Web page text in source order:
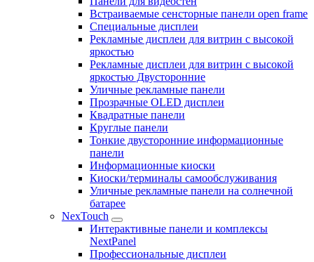
Встраиваемые сенсторные панели open frame
Специальные дисплеи
Рекламные дисплеи для витрин с высокой
яркостью
Рекламные дисплеи для витрин с высокой
яркостью Двусторонние
Уличные рекламные панели
Прозрачные OLED дисплеи
Квадратные панели
Круглые панели
Тонкие двусторонние информационные
панели
Информационные киоски
Киоски/терминалы самообслуживания
Уличные рекламные панели на солнечной
батарее
NexTouch
Интерактивные панели и комплексы
NextPanel
Профессиональные дисплеи